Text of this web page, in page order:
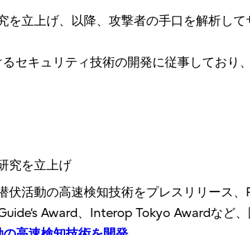
立上げ、以降、攻撃者の手口を解析し
セキュリティ技術の開発に従事しており
究を立上げ
伏活動の高速検知技術をプレスリリース
Award、Interop Tokyo Awardなど